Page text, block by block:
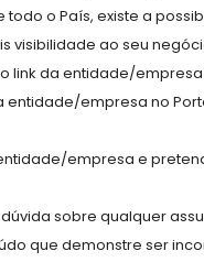
o País, existe a
visibilidade ao seu
link da entidade/
empresa no
empresa e
sobre qualquer
que demonstre ser